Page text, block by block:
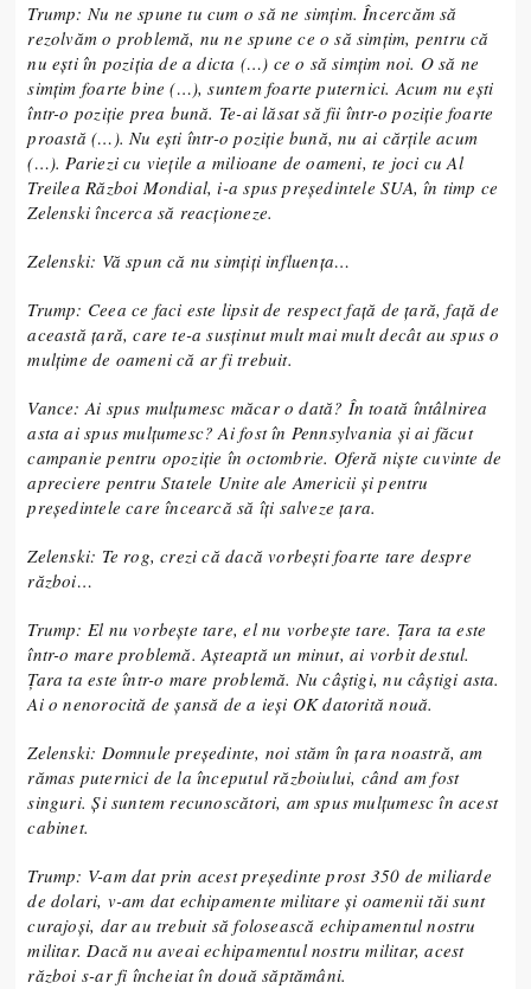
Trump: Nu ne spune tu cum o să ne simțim. Încercăm să
rezolvăm o problemă, nu ne spune ce o să simțim, pentru că
nu ești în poziția de a dicta (…) ce o să simțim noi. O să ne
simțim foarte bine (…), suntem foarte puternici. Acum nu ești
într-o poziție prea bună. Te-ai lăsat să fii într-o poziție foarte
proastă (…). Nu ești într-o poziție bună, nu ai cărțile acum
(…). Pariezi cu viețile a milioane de oameni, te joci cu Al
Treilea Război Mondial, i-a spus președintele SUA, în timp ce
Zelenski încerca să reacționeze.
Zelenski: Vă spun că nu simțiți influența…
Trump: Ceea ce faci este lipsit de respect față de țară, față de
această țară, care te-a susținut mult mai mult decât au spus o
mulțime de oameni că ar fi trebuit.
Vance: Ai spus mulțumesc măcar o dată? În toată întâlnirea
asta ai spus mulțumesc? Ai fost în Pennsylvania și ai făcut
campanie pentru opoziție în octombrie. Oferă niște cuvinte de
apreciere pentru Statele Unite ale Americii și pentru
președintele care încearcă să îți salveze țara.
Zelenski: Te rog, crezi că dacă vorbești foarte tare despre
război…
Trump: El nu vorbește tare, el nu vorbește tare. Țara ta este
într-o mare problemă. Așteaptă un minut, ai vorbit destul.
Țara ta este într-o mare problemă. Nu câștigi, nu câștigi asta.
Ai o nenorocită de șansă de a ieși OK datorită nouă.
Zelenski: Domnule președinte, noi stăm în țara noastră, am
rămas puternici de la începutul războiului, când am fost
singuri. Și suntem recunoscători, am spus mulțumesc în acest
cabinet.
Trump: V-am dat prin acest președinte prost 350 de miliarde
de dolari, v-am dat echipamente militare și oamenii tăi sunt
curajoși, dar au trebuit să folosească echipamentul nostru
militar. Dacă nu aveai echipamentul nostru militar, acest
război s-ar fi încheiat în două săptămâni.